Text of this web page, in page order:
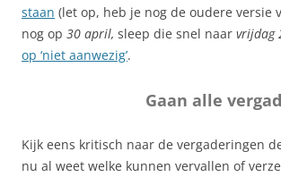
staan (let op, heb je nog de oudere versie
nog op 30 april, sleep die snel naar vrijdag
op ‘niet aanwezig’.
Gaan alle
Kijk eens kritisch naar de vergaderingen
nu al weet welke kunnen vervallen of